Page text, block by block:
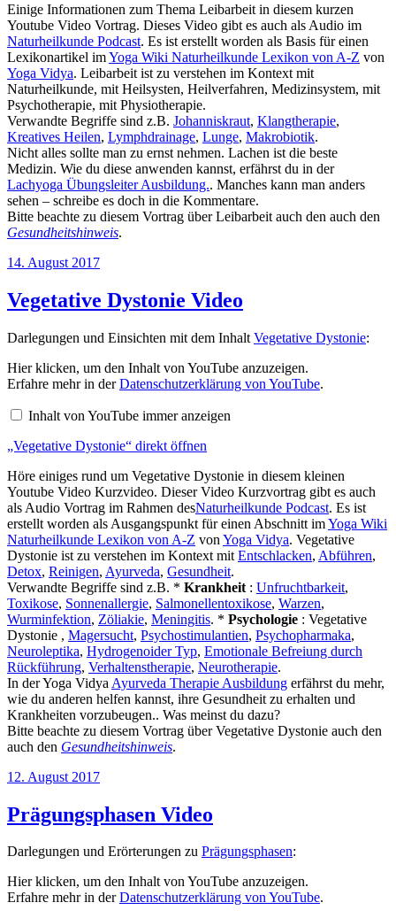
Einige Informationen zum Thema Leibarbeit in diesem kurzen
Youtube Video Vortrag. Dieses Video gibt es auch als Audio im
Naturheilkunde Podcast. Es ist erstellt worden als Basis für einen
Lexikonartikel imYoga Wiki Naturheilkunde Lexikon von A-Z von
Yoga Vidya. Leibarbeit ist zu verstehen im Kontext mit
Naturheilkunde, mit Heilsysten, Heilverfahren, Medizinsystem, mit
Psychotherapie, mit Physiotherapie.
Verwandte Begriffe sind z.B. Johanniskraut, Klangtherapie,
Kreatives Heilen, Lymphdrainage, Lunge, Makrobiotik.
Nicht alles sollte man zu ernst nehmen. Lachen ist die beste
Medizin. Wie du diese anwenden kannst, erfährst du in der
Lachyoga Übungsleiter Ausbildung.. Manches kann man anders
sehen – schreibe es doch in die Kommentare.
Bitte beachte zu diesem Vortrag über Leibarbeit auch den auch den
Gesundheitshinweis.
Veröffentlicht
14. August 2017
Vegetative Dystonie Video
Darlegungen und Einsichten mit dem Inhalt Vegetative Dystonie:
„Vegetative
Dystonie“
von
anzeigen
Hier klicken, um den Inhalt von YouTube anzuzeigen.
Erfahre mehr in derDatenschutzerklärung von YouTube.
Inhalt von YouTube immer anzeigen
„Vegetative Dystonie“ direkt öffnen
Höre einiges rund um Vegetative Dystonie in diesem kleinen
Youtube Video Kurzvideo. Dieser Video Kurzvortrag gibt es auch
als Audio Vortrag im Rahmen desNaturheilkunde Podcast. Es ist
erstellt worden als Ausgangspunkt für einen Abschnitt imYoga Wiki
Naturheilkunde Lexikon von A-Z von Yoga Vidya. Vegetative
Dystonie ist zu verstehen im Kontext mit Entschlacken, Abführen,
Detox, Reinigen, Ayurveda, Gesundheit.
Verwandte Begriffe sind z.B. * Krankheit : Unfruchtbarkeit,
Toxikose, Sonnenallergie, Salmonellentoxikose, Warzen,
Wurminfektion, Zöliakie, Meningitis. * Psychologie : Vegetative
Dystonie , Magersucht, Psychostimulantien, Psychopharmaka,
Neuroleptika, Hydrogenoider Typ, Emotionale Befreiung durch
Rückführung, Verhaltenstherapie, Neurotherapie.
In der Yoga Vidya Ayurveda Therapie Ausbildung erfährst du mehr,
wie du anderen helfen kannst, ihre Gesundheit zu erhalten und
Krankheiten vorzubeugen.. Was meinst du dazu?
Bitte beachte zu diesem Vortrag über Vegetative Dystonie auch den
auch den Gesundheitshinweis.
Veröffentlicht
12. August 2017
Prägungsphasen Video
Darlegungen und Erörterungen zu Prägungsphasen:
„Prägungsphasen“
von
YouTube
Hier klicken, um den Inhalt von YouTube anzuzeigen.
Erfahre mehr in derDatenschutzerklärung von YouTube.